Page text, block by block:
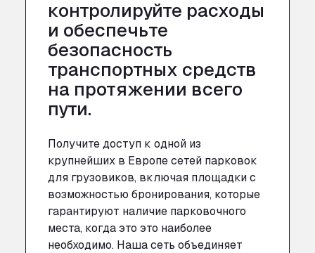
контролируйте расходы
и обеспечьте
безопасность
транспортных средств
на протяжении всего
пути.
Получите доступ к одной из
крупнейших в Европе сетей парковок
для грузовиков, включая площадки с
возможностью бронирования, которые
гарантируют наличие парковочного
места, когдаэто это наиболее
необходимо. Наша сеть объединяет